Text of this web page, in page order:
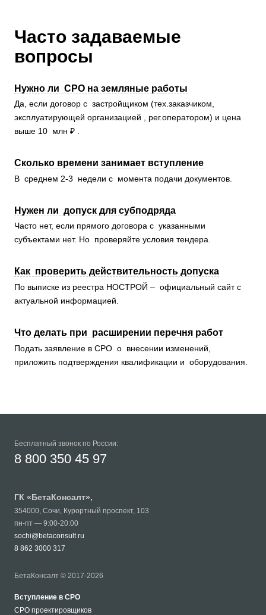
Часто задаваемые
вопросы
Нужно ли СРО на земляные работы
Да, если договор с застройщиком (тех.заказчиком,
эксплуатирующей организацией , рег.оператором) и цена
выше 10 млн ₽ .
Сколько времени занимает вступление
В среднем 2-3 недели с момента подачи документов.
Нужен ли допуск для субподряда
Часто нет, если прямого договора с указанными
субъектами нет. Но проверяйте условия тендера.
Как проверить действительность допуска
По выписке из реестра НОСТРОЙ – официальный сайт с
актуальной информацией.
Что делать при расширении перечня работ
Подать заявление в СРО о внесении изменений,
приложить подтверждения квалификации и оборудования.
Бесплатный звонок по России:
8 800 350 45 97
ГК « БетаКонсалт»,
354000, Сочи, Курортный проспект, 103
пн-пт — 9:00-20:00
sochi@betaconsult.ru
8 862 3000 317
БетаКонсалт © 2017-2026
Вступление в СРО
СРО проектировщиков